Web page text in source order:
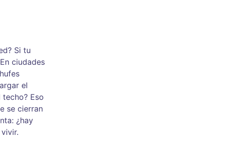
Si tu
ciudades
el
Eso
se cierran
¿hay